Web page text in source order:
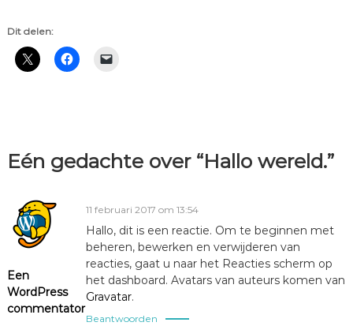
p
e
l
Dit delen:
Eén gedachte over “Hallo wereld.”
Een
WordPress
commentator
11 februari 2017 om 13:54
Hallo, dit is een reactie. Om te beginnen met
beheren, bewerken en verwijderen van
reacties, gaat u naar het Reacties scherm op
het dashboard. Avatars van auteurs komen van
Gravatar.
Beantwoorden